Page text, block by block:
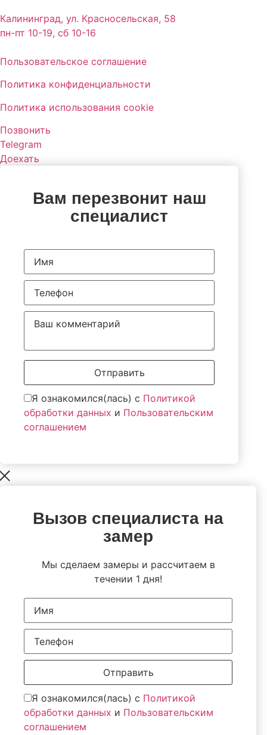
Калининград, ул. Красносельская, 58
пн-пт 10-19, сб 10-16
Пользовательское соглашение
Политика конфиденциальности
Политика использования cookie
Позвонить
Telegram
Доехать
Вам перезвонит наш
специалист
Отправить
Я ознакомился(лась) с Политикой
обработки данных и Пользовательским
соглашением
Вызов специалиста на
замер
Мы сделаем замеры и рассчитаем в
течении 1 дня!
Отправить
Я ознакомился(лась) с Политикой
обработки данных и Пользовательским
соглашением